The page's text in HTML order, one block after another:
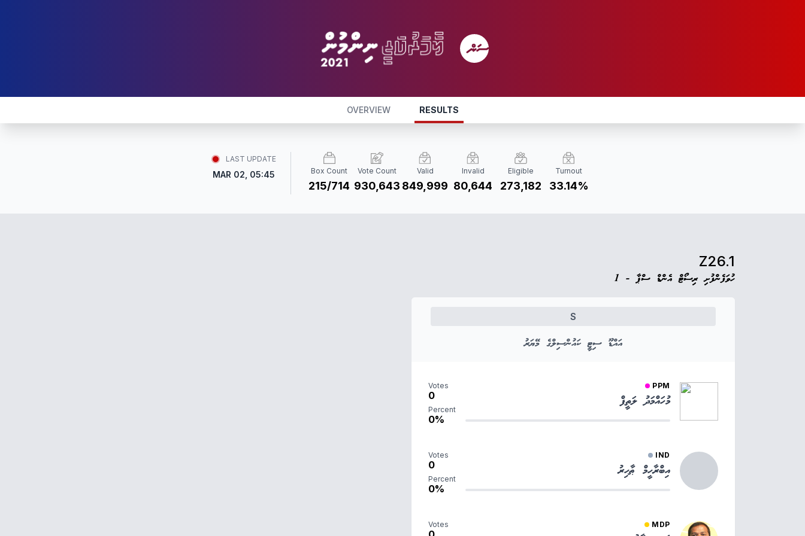
RESULTS
OVERVIEW
Box Count
215/714
Vote Count
930,643
Valid
849,999
Invalid
80,644
Eligible
273,182
Turnout
33.14%
LAST UPDATE
MAR 02, 05:45
Z26.1
ހުވަފެންފުށި ރިސޯޓް އެންޑް ސްޕާ - 1
S
އައްޑޫ ސިޓީ ކައުންސިލްގެ މޭޔަރު
PPM
މުހައްމަދު ލަތީފް
Votes
0
Percent
0%
IND
އިބްރާހީމް ޠާހިރު
Votes
0
Percent
0%
MDP
Votes